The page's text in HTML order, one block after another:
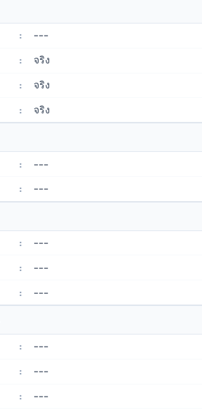
: ---
: จริง
: จริง
: จริง
: ---
: ---
: ---
: ---
: ---
: ---
: ---
: ---